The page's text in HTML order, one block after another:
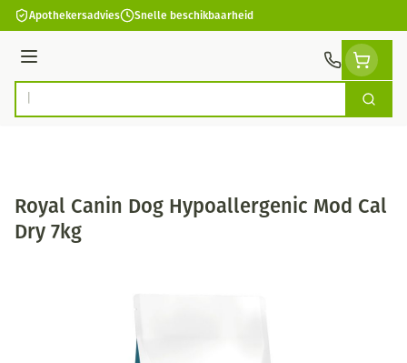
Ga naar de inhoud
Apothekersadvies Snelle beschikbaarheid
Menu
Product, merk, categorie... Zoek
Royal Canin Dog Hypoallergenic Mod Cal
Dry 7kg